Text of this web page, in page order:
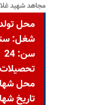
مجاهد شهید
محل
شغل:
سن: 24
محل
تاریخ شهادت: